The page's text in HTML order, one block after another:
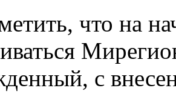
что на
с